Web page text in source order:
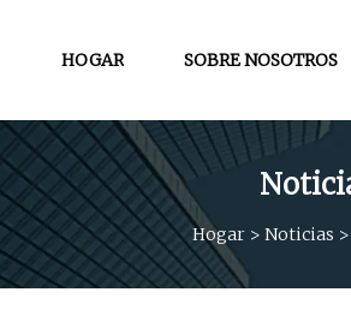
HOGAR SOBRE NOSOTROS
Hogar > Noticias >